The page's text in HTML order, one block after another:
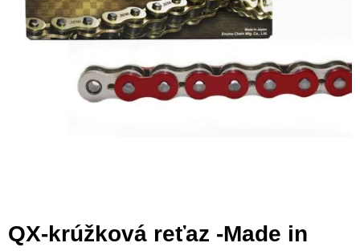
QX-krúžková reťaz -Made in